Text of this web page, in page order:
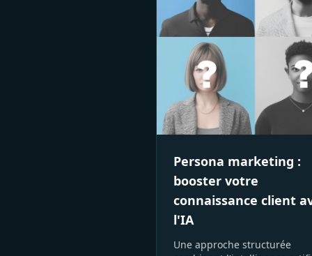
Persona marketing :
booster votre
connaissance client
l'IA
Une approche structurée